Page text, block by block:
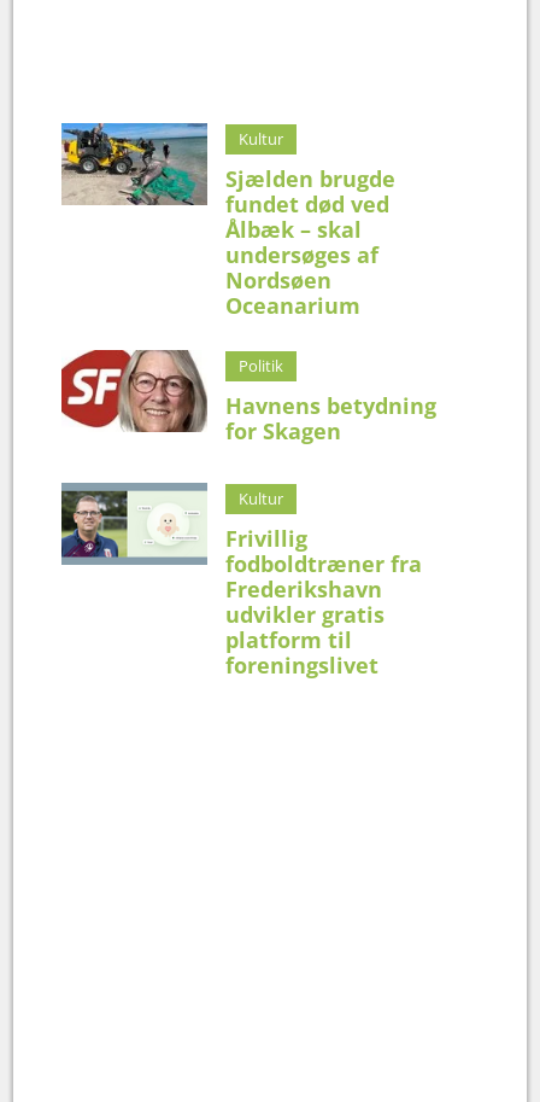
Kultur
Sjælden brugde
fundet død ved
Ålbæk – skal
undersøges af
Nordsøen
Oceanarium
Politik
Havnens betydning
for Skagen
Kultur
Frivillig
fodboldtræner fra
Frederikshavn
udvikler gratis
platform til
foreningslivet